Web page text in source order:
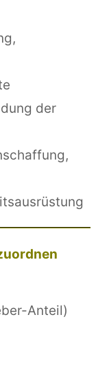
der
Anteil)